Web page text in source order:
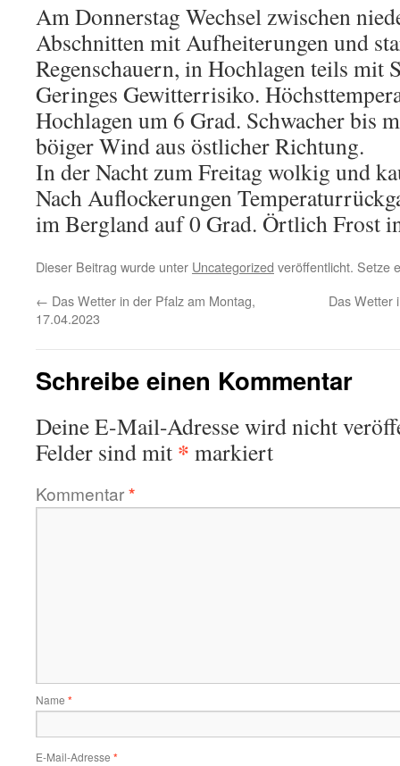
Am Donnerstag Wechsel zwischen
Abschnitten mit Aufheiterungen und
Regenschauern, in Hochlagen teils mit
Geringes Gewitterrisiko.
Hochlagen um 6 Grad. Schwacher bis
böiger Wind aus östlicher Richtung.
In der Nacht zum Freitag wolkig und
Nach Auflockerungen
im Bergland auf 0 Grad. Örtlich Frost
Dieser Beitrag wurde unter Uncategorized veröffentlicht. Setze
← Das Wetter in der Pfalz am Montag,
17.04.2023
Das Wetter
Schreibe einen Kommentar
Deine E-Mail-Adresse wird nicht
Felder sind mit * markiert
Kommentar*
Name *
E-Mail-Adresse *